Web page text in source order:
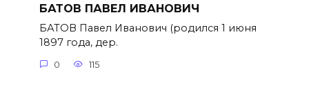
БАТОВ ПАВЕЛ ИВАНОВИЧ
БАТОВ Павел Иванович (родился 1 июня
1897 года, дер.
0 115